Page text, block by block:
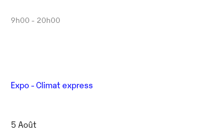
9h00 - 20h00
Expo - Climat express
5 Août